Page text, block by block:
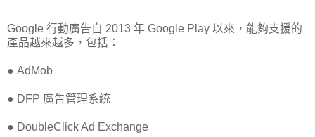
Google 行動廣告自 2013 年 Google Play 以來，能夠支援的
產品越來越多，包括：
● AdMob
● DFP 廣告管理系統
● DoubleClick Ad Exchange